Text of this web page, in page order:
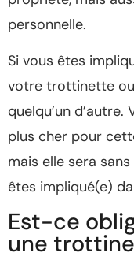
personnelle.
Si vous êtes
votre trottinette ou
quelqu’un
plus cher pour
mais elle sera
êtes impliqué(e)
Est-ce
une